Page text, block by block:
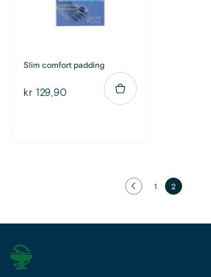
Slim comfort padding
kr 129,90
1 2